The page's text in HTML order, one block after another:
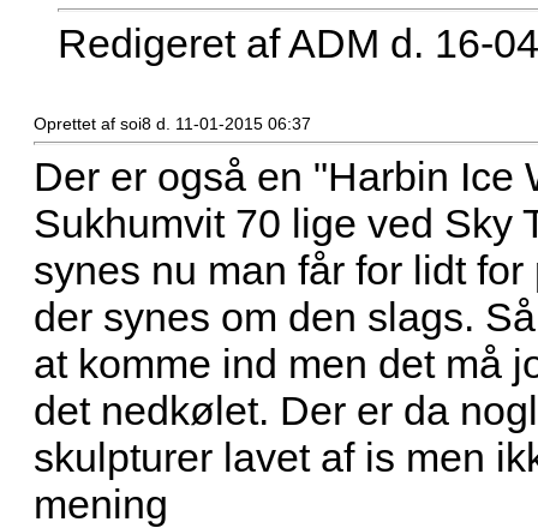
Redigeret af ADM d. 16-
Oprettet af soi8 d. 11-01-2015 06:37
Der er også en "Harbin Ice
Sukhumvit 70 lige ved Sky
synes nu man får for lidt
der synes om den slags.
at komme ind men det må
det nedkølet. Der er da
skulpturer lavet af is men
mening